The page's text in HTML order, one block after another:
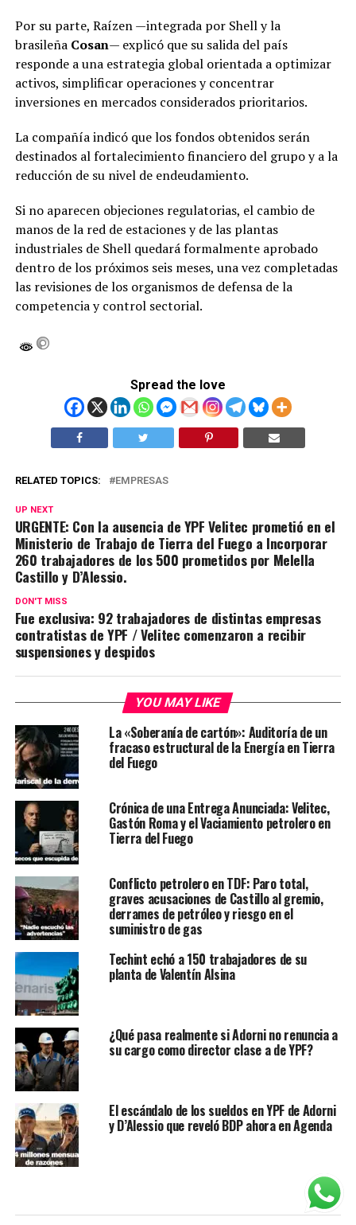
Por su parte, Raízen —integrada por Shell y la
brasileña Cosan— explicó que su salida del país
responde a una estrategia global orientada a optimizar
activos, simplificar operaciones y concentrar
inversiones en mercados considerados prioritarios.
La compañía indicó que los fondos obtenidos serán
destinados al fortalecimiento financiero del grupo y a la
reducción de su nivel de endeudamiento.
Si no aparecen objeciones regulatorias, el cambio de
manos de la red de estaciones y de las plantas
industriales de Shell quedará formalmente aprobado
dentro de los próximos seis meses, una vez completadas
las revisiones de los organismos de defensa de la
competencia y control sectorial.
Spread the love
RELATED TOPICS: EMPRESAS
UP NEXT
URGENTE: Con la ausencia de YPF Velitec prometió en el
Ministerio de Trabajo de Tierra del Fuego a Incorporar
260 trabajadores de los 500 prometidos por Melella
Castillo y D’Alessio.
DON'T MISS
Fue exclusiva: 92 trabajadores de distintas empresas
contratistas de YPF / Velitec comenzaron a recibir
suspensiones y despidos
YOU MAY LIKE
La «Soberanía de cartón»: Auditoría de un
fracaso estructural de la Energía en Tierra
del Fuego
Crónica de una Entrega Anunciada: Velitec,
Gastón Roma y el Vaciamiento petrolero en
Tierra del Fuego
Conflicto petrolero en TDF: Paro total,
graves acusaciones de Castillo al gremio,
derrames de petróleo y riesgo en el
suministro de gas
Techint echó a 150 trabajadores de su
planta de Valentín Alsina
¿Qué pasa realmente si Adorni no renuncia a
su cargo como director clase a de YPF?
El escándalo de los sueldos en YPF de Adorni
y D’Alessio que reveló BDP ahora en Agenda